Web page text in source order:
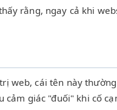
rằng, ngay cả khi
web, cái tên này
giác "đuối" khi cố